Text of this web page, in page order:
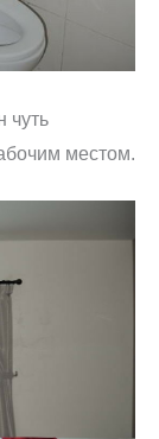
чуть
местом.